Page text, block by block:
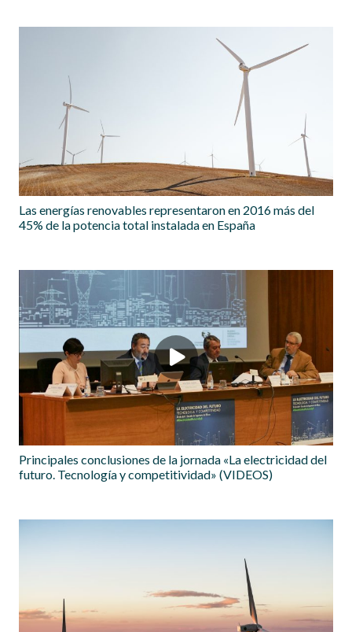
Las energías renovables representaron en 2016 más del
45% de la potencia total instalada en España
Principales conclusiones de la jornada «La electricidad del
futuro. Tecnología y competitividad» (VIDEOS)